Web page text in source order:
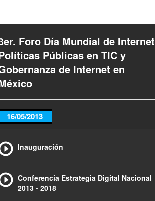
Foro Día Mundial de Internet
Públicas en TIC y
de Internet en
16/05/2013
Inauguración
Conferencia Estrategia Digital Nacional
2013 - 2018